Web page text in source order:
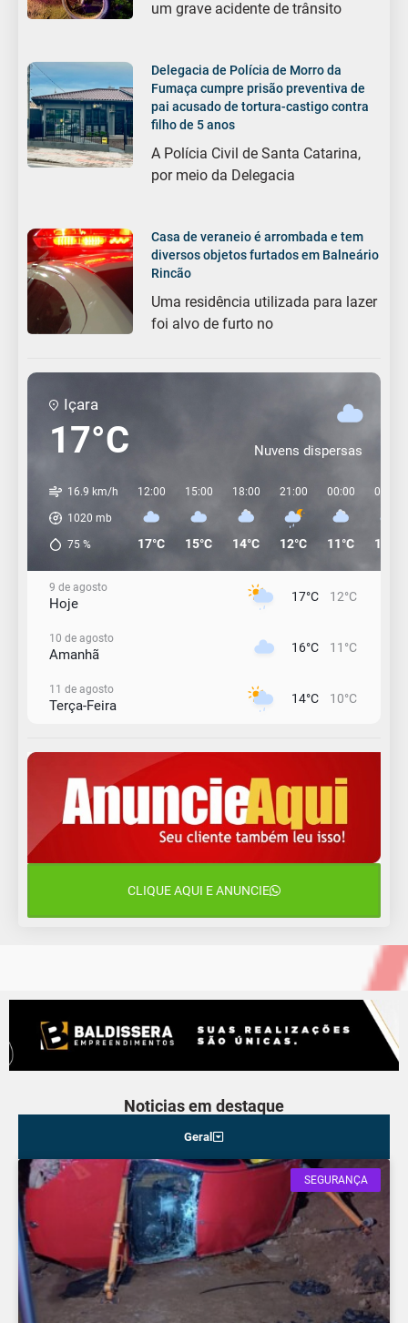
um grave acidente de trânsito
Delegacia de Polícia de Morro da
Fumaça cumpre prisão preventiva de
pai acusado de tortura-castigo contra
filho de 5 anos
A Polícia Civil de Santa Catarina,
por meio da Delegacia
Casa de veraneio é arrombada e tem
diversos objetos furtados em Balneário
Rincão
Uma residência utilizada para lazer
foi alvo de furto no
Içara
17°C Nuvens dispersas
16.9 km/h
1020 mb
75 %
12:00
17°C
15:00
15°C
18:00
14°C
21:00
12°C
00:00
11°C
03:00
11°C
9 de agosto
Hoje 17°C 12°C
10 de agosto
Amanhã 16°C 11°C
11 de agosto
Terça-Feira 14°C 10°C
Quarta-Feira 13°C 11°C
13 de agosto
Quinta-Feira
CLIQUE AQUI E ANUNCIE
Noticias em destaque
Geral
SEGURANÇA